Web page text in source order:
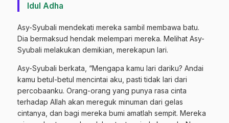
Idul Adha
Asy-Syubali mendekati mereka sambil membawa batu.
Dia bermaksud hendak melempari mereka. Melihat Asy-
Syubali melakukan demikian, merekapun lari.
Asy-Syubali berkata, “Mengapa kamu lari dariku? Andai
kamu betul-betul mencintai aku, pasti tidak lari dari
percobaanku. Orang-orang yang punya rasa cinta
terhadap Allah akan mereguk minuman dari gelas
cintanya, dan bagi mereka bumi amatlah sempit. Mereka